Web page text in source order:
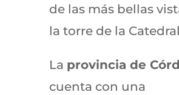
de las más bellas
la torre de la
La provincia de
cuenta con una